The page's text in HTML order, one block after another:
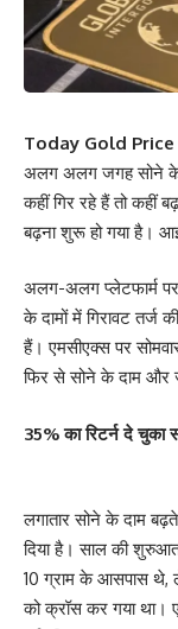
Today Gold
अलग अलग जगह सोने के
कहीं गिर रहे हैं तो कहीं
बढ़ना शुरू हो गया है।
अलग-अलग प्लेटफार्म
के दामों में गिरावट तर्ज
हैं। एमसीएक्स पर
फिर से सोने के दाम और
35% का रिटर्न दे चुका
लगातार सोने के दाम
दिया है। साल की
10 ग्राम के आसपास थे,
को क्रॉस कर गया